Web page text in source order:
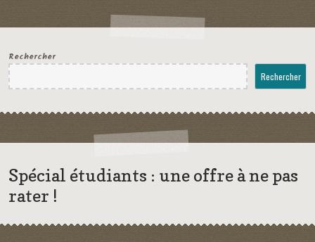
Rechercher
Rechercher
Spécial étudiants : une offre à ne pas
rater !